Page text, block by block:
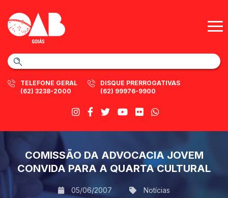
TELEFONE GERAL
(62) 3238-2000
DISQUE PRERROGATIVAS
(62) 99976-9900
COMISSÃO DA ADVOCACIA JOVEM
CONVIDA PARA A QUARTA CULTURAL
05/06/2007 Notícias